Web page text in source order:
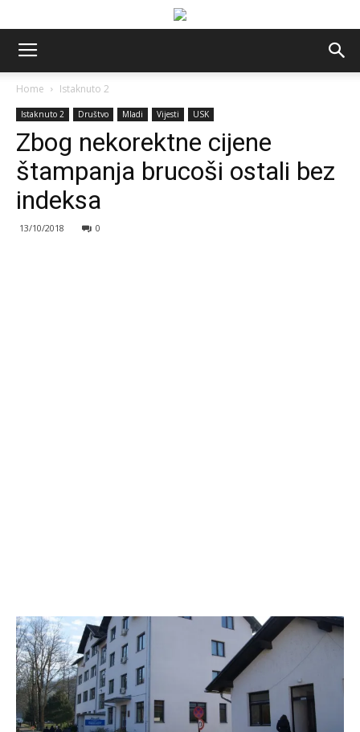
Home Istaknuto 2
Istaknuto 2 Društvo Mladi Vijesti USK
Zbog nekorektne cijene
štampanja brucoši ostali bez
indeksa
13/10/2018 0